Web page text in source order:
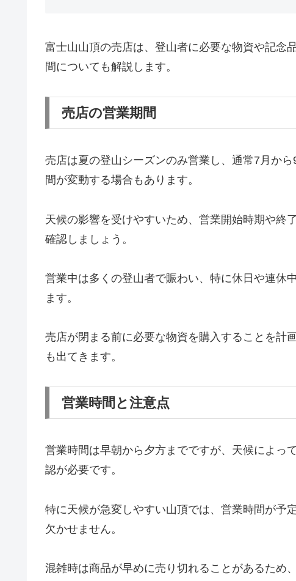
富士山山頂の売店は、登山者に必要な物資や記念
間についても解説します。
売店の営業期間
売店は夏の登山シーズンのみ営業し、通常7月か
間が変動する場合もあります。
天候の影響を受けやすいため、営業開始時期や終
確認しましょう。
営業中は多くの登山者で賑わい、特に休日や連休
ます。
売店が閉まる前に必要な物資を購入することを計
も出てきます。
営業時間と注意点
営業時間は早朝から夕方までですが、天候によっ
認が必要です。
特に天候が急変しやすい山頂では、営業時間が予
欠かせません。
混雑時は商品が早めに売り切れることがあるため